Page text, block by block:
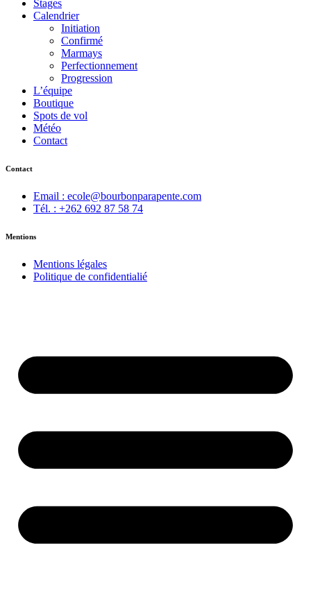
Stages
Calendrier
Initiation
Confirmé
Marmays
Perfectionnement
Progression
L’équipe
Boutique
Spots de vol
Météo
Contact
Contact
Email : ecole@bourbonparapente.com
Tél. : +262 692 87 58 74
Mentions
Mentions légales
Politique de confidentialié